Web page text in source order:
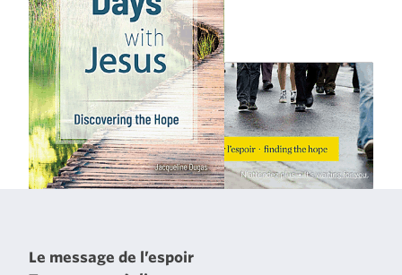
Le message de l’espoir